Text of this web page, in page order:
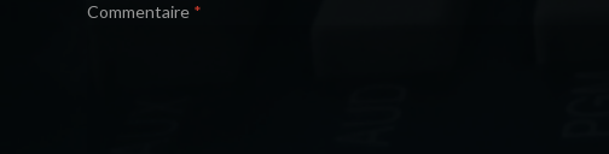
Commentaire *